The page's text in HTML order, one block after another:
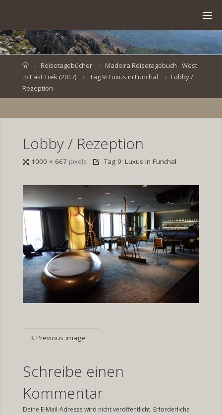
content
VEN
BR
DE
HomeReisetagebücher
Madeira Reisetagebuch - West
to East Trek (2017)
Tag 9: Luxus in Funchal
Lobby /
Rezeption
Lobby / Rezeption
Full1000 × 667 pixels Tag 9: Luxus in Funchal
Previous image
Schreibe einen
Kommentar
Deine E-Mail-Adresse wird nicht veröffentlicht. Erforderliche